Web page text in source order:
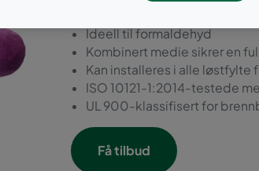
Rettet mot oxiderbare sure
Ideell til formaldehyd
Kombinert medie sikrer en
Kan installeres i alle
ISO 10121-1:2014-testede
UL 900-klassifisert for
Få tilbud